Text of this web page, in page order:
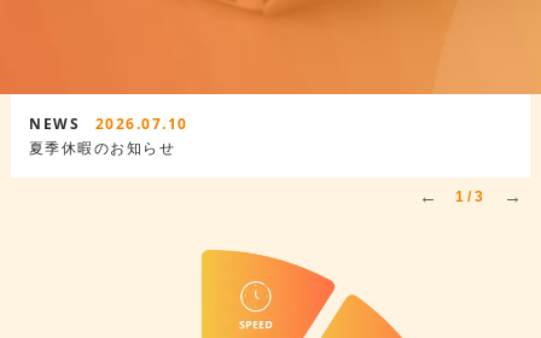
NEWS 2026.07.10
夏季休暇のお知らせ
1/3